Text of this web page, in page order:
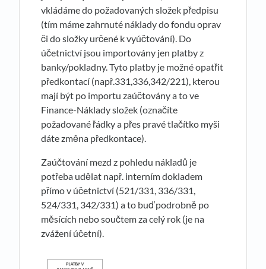
vkládáme do požadovaných složek předpisu
(tím máme zahrnuté náklady do fondu oprav
či do složky určené k vyúčtování). Do
účetnictví jsou importovány jen platby z
banky/pokladny. Tyto platby je možné opatřit
předkontací (např.331,336,342/221), kterou
mají být po importu zaúčtovány a to ve
Finance-Náklady složek (označíte
požadované řádky a přes pravé tlačítko myši
dáte změna předkontace).
Zaúčtování mezd z pohledu nákladů je
potřeba udělat např. interním dokladem
přímo v účetnictví (521/331, 336/331,
524/331, 342/331) a to buď podrobně po
měsících nebo součtem za celý rok (je na
zvážení účetní).